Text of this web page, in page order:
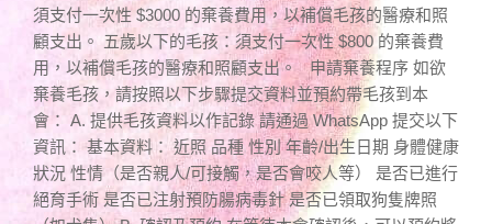
須支付一次性 $3000 的棄養費用，以補償毛孩的醫療和照
顧支出。 五歲以下的毛孩：須支付一次性 $800 的棄養費
用，以補償毛孩的醫療和照顧支出。 申請棄養程序 如欲
棄養毛孩，請按照以下步驟提交資料並預約帶毛孩到本
會： A. 提供毛孩資料以作記錄 請通過 WhatsApp 提交以下
資訊： 基本資料： 近照 品種 性別 年齡/出生日期 身體健康
狀況 性情（是否親人/可接觸，是否會咬人等） 是否已進行
絕育手術 是否已注射預防腸病毒針 是否已領取狗隻牌照